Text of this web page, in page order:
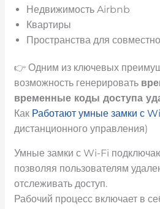
Недвижимость Airbnb
Квартиры
Пространства для
👉 Одним из ключевых
возможность генерировать
временные коды доступа
Как Работают умные замки с
дистанционного управления)
Умные замки с Wi-Fi
позволяя пользователям
отслеживать доступ.
Рабочий процесс включает в